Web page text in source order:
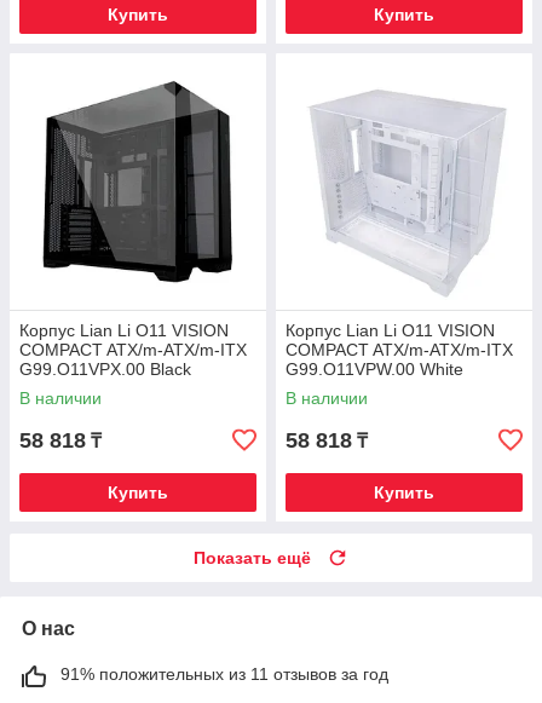
Купить Купить
Корпус Lian Li O11 VISION
COMPACT ATX/m-ATX/m-ITX
G99.O11VPX.00 Black
В наличии
58 818 ₸
Купить
Корпус Lian Li O11 VISION
COMPACT ATX/m-ATX/m-ITX
G99.O11VPW.00 White
В наличии
58 818 ₸
Купить
Показать ещё
О нас
91% положительных из 11 отзывов за год